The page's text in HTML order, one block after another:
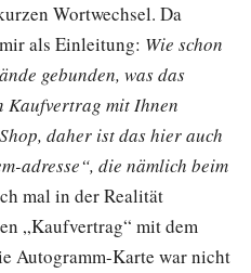
Wortwechsel. Da
als Einleitung: Wie schon
gebunden, was das
Kaufvertrag mit Ihnen
daher ist das hier auch
adresse“, die nämlich beim
mal in der Realität
„Kaufvertrag“ mit dem
Autogramm-Karte war nicht